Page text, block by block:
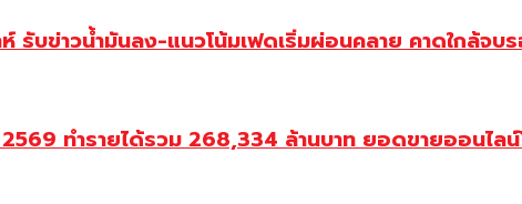
บข่าวน้ำมันลง-แนวโน้มเฟดเริ่มผ่อนคลาย คาดใกล้จบ
ทำรายได้รวม 268,334 ล้านบาท ยอดขายออนไล